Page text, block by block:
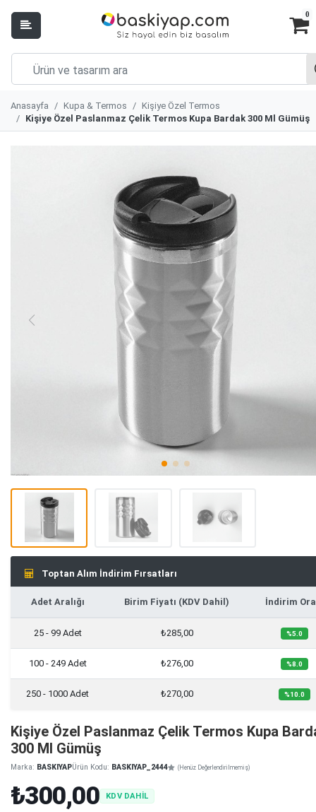
0
Anasayfa Kupa & Termos
Kişiye Özel Termos
Kişiye Özel Paslanmaz Çelik Termos Kupa Bardak 300 Ml Gümüş
Toptan Alım İndirim Fırsatları
Adet Aralığı Birim Fiyatı (KDV Dahil) İndirim
25 - 99 Adet ₺285,00 %5.0
100 - 249 Adet ₺276,00 %8.0
250 - 1000 Adet ₺270,00 %10.0
Kişiye Özel Paslanmaz Çelik Termos Kupa
300 Ml Gümüş
Marka: BASKIYAPÜrün Kodu: BASKIYAP_2444 (Henüz Değerlendirilmemiş)
₺300,00 KDV DAHİL